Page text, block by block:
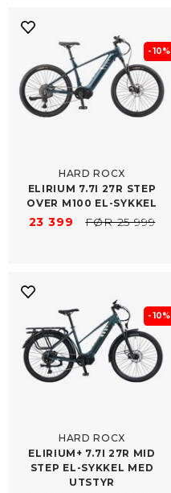
- 10%
HARD ROCX
ELIRIUM 7.7I 27R STEP
OVER M100 EL-​SYKKEL
23 399 FØR 25 999
- 10%
HARD ROCX
ELIRIUM+ 7.7I 27R MID
STEP EL-​SYKKEL MED
UTSTYR